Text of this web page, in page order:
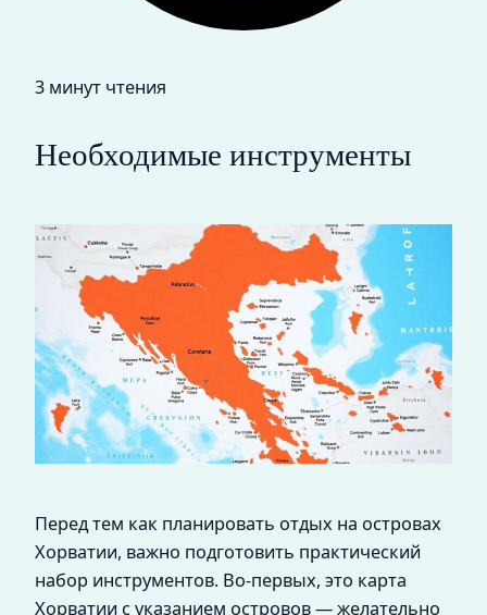
3 минут чтения
Необходимые инструменты
Перед тем как планировать отдых на островах
Хорватии, важно подготовить практический
набор инструментов. Во-первых, это карта
Хорватии с указанием островов — желательно